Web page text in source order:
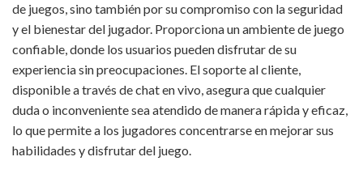
de juegos, sino también por su compromiso con la seguridad
y el bienestar del jugador. Proporciona un ambiente de juego
confiable, donde los usuarios pueden disfrutar de su
experiencia sin preocupaciones. El soporte al cliente,
disponible a través de chat en vivo, asegura que cualquier
duda o inconveniente sea atendido de manera rápida y eficaz,
lo que permite a los jugadores concentrarse en mejorar sus
habilidades y disfrutar del juego.